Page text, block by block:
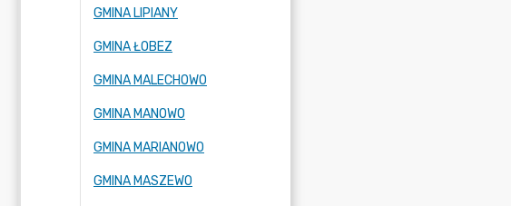
GMINA LIPIANY
GMINA ŁOBEZ
GMINA MALECHOWO
GMINA MANOWO
GMINA MARIANOWO
GMINA MASZEWO